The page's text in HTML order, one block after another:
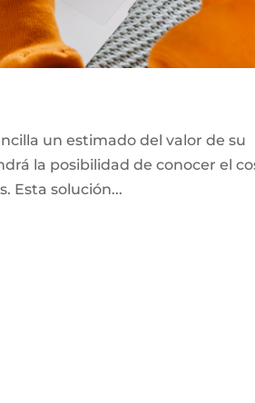
un estimado del valor de su
la posibilidad de conocer el
Esta solución...